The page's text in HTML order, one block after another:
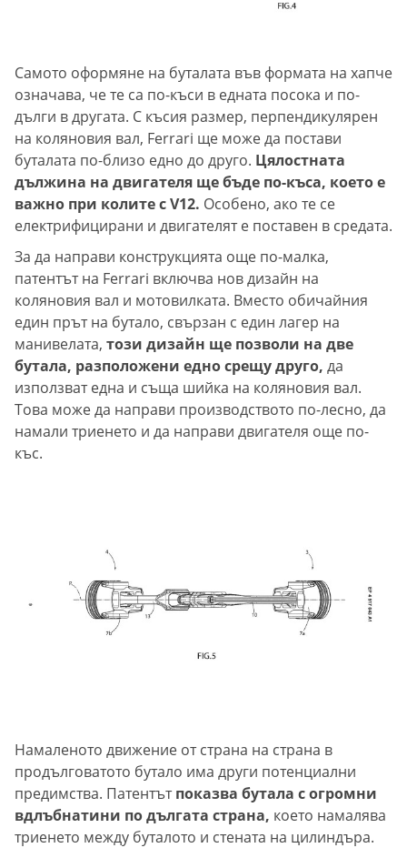
Самото оформяне на буталата във формата на хапче
означава, че те са по-къси в едната посока и по-
дълги в другата. С късия размер, перпендикулярен
на коляновия вал, Ferrari ще може да постави
буталата по-близо едно до друго. Цялостната
дължина на двигателя ще бъде по-къса, което е
важно при колите с V12. Особено, ако те се
електрифицирани и двигателят е поставен в средата.
За да направи конструкцията още по-малка,
патентът на Ferrari включва нов дизайн на
коляновия вал и мотовилката. Вместо обичайния
един прът на бутало, свързан с един лагер на
манивелата, този дизайн ще позволи на две
бутала, разположени едно срещу друго, да
използват една и съща шийка на коляновия вал.
Това може да направи производството по-лесно, да
намали триенето и да направи двигателя още по-
къс.
Намаленото движение от страна на страна в
продълговатото бутало има други потенциални
предимства. Патентътпоказва бутала с огромни
вдлъбнатини по дългата страна, което намалява
триенето между буталото и стената на цилиндъра.